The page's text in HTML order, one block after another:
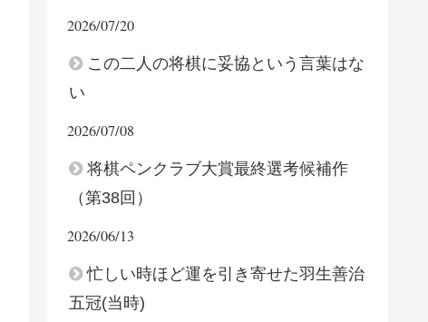
2026/07/20
この二人の将棋に妥協という言葉はな
い
2026/07/08
将棋ペンクラブ大賞最終選考候補作
（第38回）
2026/06/13
忙しい時ほど運を引き寄せた羽生善治
五冠(当時)